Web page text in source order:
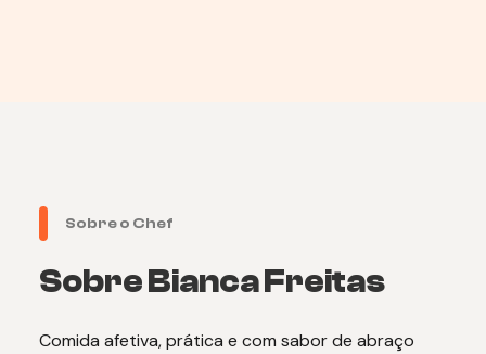
Sobre o Chef
Sobre Bianca Freitas
Comida afetiva, prática e com sabor de abraço